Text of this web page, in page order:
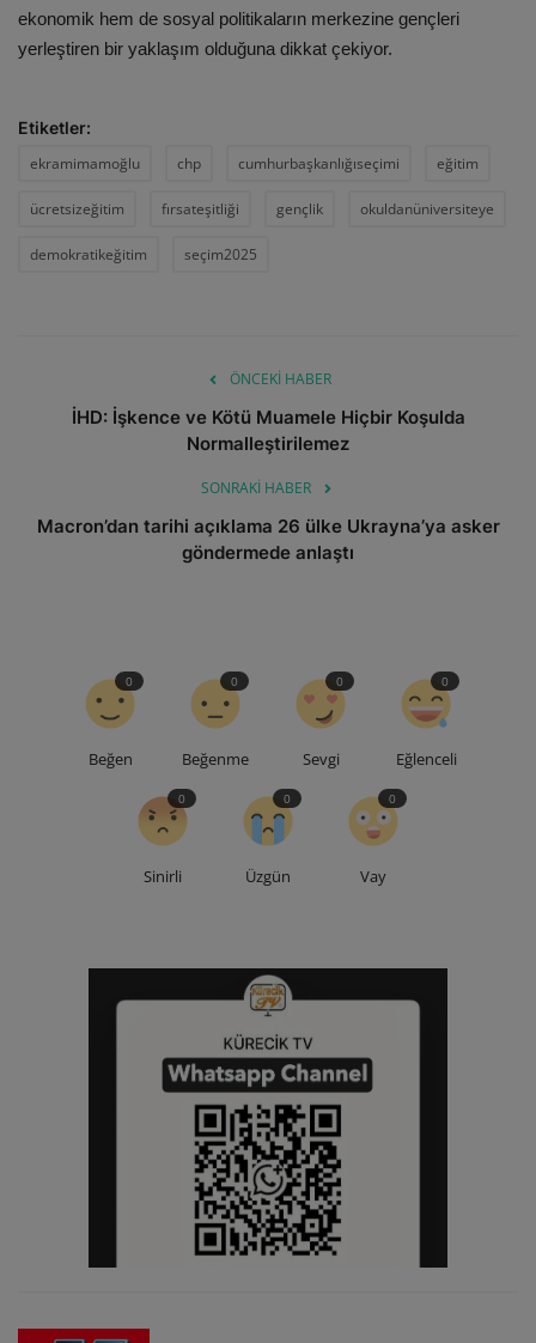
ekonomik hem de sosyal politikaların merkezine gençleri
yerleştiren bir yaklaşım olduğuna dikkat çekiyor.
Etiketler:
ekramimamoğlu
chp cumhurbaşkanlığıseçimi eğitim
ücretsizeğitim fırsateşitliği gençlik okuldanüniversiteye
demokratikeğitim seçim2025
ÖNCEKI HABER
İHD: İşkence ve Kötü Muamele Hiçbir Koşulda
Normalleştirilemez
SONRAKI HABER
Macron’dan tarihi açıklama 26 ülke Ukrayna’ya asker
göndermede anlaştı
Beğen
0
Beğenme
0
Sevgi
0
Eğlenceli
0
Sinirli
0
Üzgün
0
Vay
0